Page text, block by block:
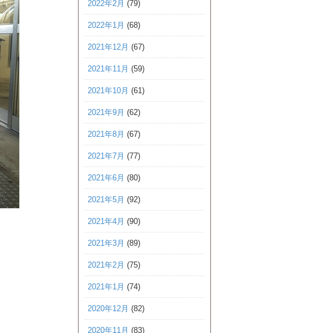
2022年2月 (79)
2022年1月 (68)
2021年12月 (67)
2021年11月 (59)
2021年10月 (61)
2021年9月 (62)
2021年8月 (67)
2021年7月 (77)
2021年6月 (80)
2021年5月 (92)
2021年4月 (90)
2021年3月 (89)
2021年2月 (75)
2021年1月 (74)
2020年12月 (82)
2020年11月 (83)